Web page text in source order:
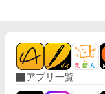
アプリ一覧